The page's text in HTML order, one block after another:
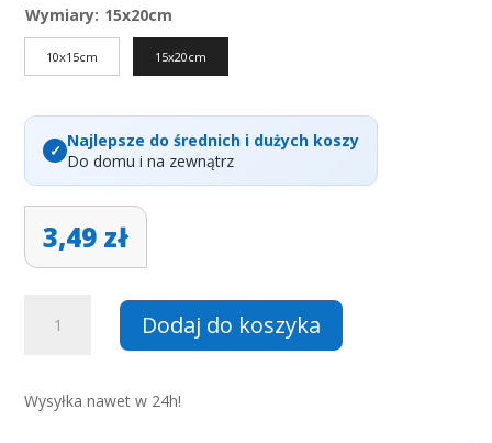
Wymiary: 15x20cm
10x15cm 15x20cm
Najlepsze do średnich i dużych koszy
Do domu i na zewnątrz
3,49 zł
Naklejka
Papier
Dodaj do koszyka
Wysyłka nawet w 24h!